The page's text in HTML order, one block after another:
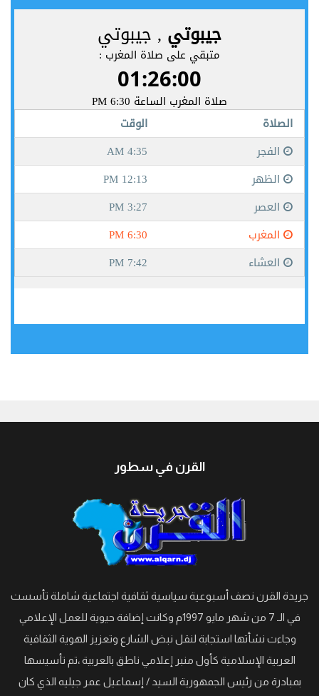
القرن في سطور
جريدة القرن نصف أسبوعية سياسية ثقافية اجتماعية شاملة تأسست
في الـ 7 من شهر مايو 1997م وكانت إضافة حيوية للعمل الإعلامي
وجاءت نشأتها استجابة لنقل نبض الشارع وتعزيز الهوية الثقافية
العربية الإسلامية كأول منبر إعلامي ناطق بالعربية ،تم تأسيسها
بمبادرة من رئيس الجمهورية السيد / إسماعيل عمر جيليه الذي كان